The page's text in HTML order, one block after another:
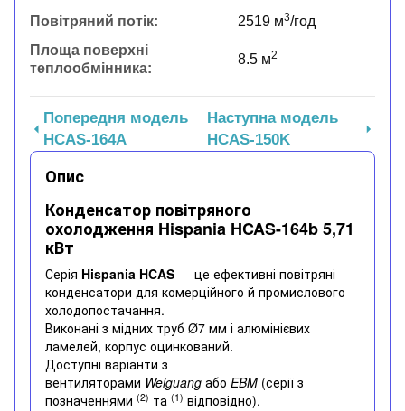
Повітряний потік: 2519 м3/год
Площа поверхні
теплообмінника:
8.5 м2
Попередня модель
HCAS-164A
Наступна модель
HCAS-150K
Опис
Конденсатор повітряного
охолодження Hispania HCAS-164b 5,71
кВт
Серія Hispania HCAS — це ефективні повітряні
конденсатори для комерційного й промислового
холодопостачання.
Виконані з мідних труб Ø7 мм і алюмінієвих
ламелей, корпус оцинкований.
Доступні варіанти з
вентиляторами Weiguang або EBM (серії з
позначеннями (2) та (1) відповідно).